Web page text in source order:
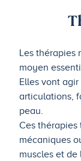
Les thérapies
moyen
Elles vont
articulations,
peau.
Ces
mécaniques
muscles et